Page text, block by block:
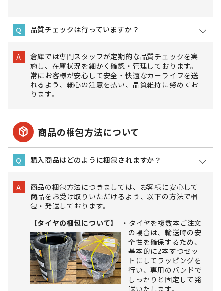
Q 品質チェックは行っていますか？
A
倉庫では専門スタッフが定期的な品質チェックを実
施し、在庫状況を細かく確認・管理しております。
常にお客様が安心して安全・快適なカーライフを送
れるよう、細心の注意を払い、品質維持に努めてお
ります。
package_2 商品の梱包方法について
Q 購入商品はどのように梱包されますか？
A
商品の梱包方法につきましては、お客様に安心して
商品をお受け取りいただけるよう、以下の方法で梱
包・発送しております。
【タイヤの梱包について】
タイヤを複数本ご注文
の場合は、輸送時の安
全性を確保するため、
基本的に2本ずつセッ
トにしてラッピングを
行い、専用のバンドで
しっかりと固定して発
送いたします。